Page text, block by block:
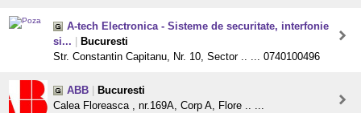
A-tech Electronica - Sisteme de securitate, interfonie
si...
Bucuresti
Str. Constantin Capitanu, Nr. 10, Sector .. ... 0740100496
ABB
Bucuresti
Calea Floreasca , nr.169A, Corp A, Flore .. ...